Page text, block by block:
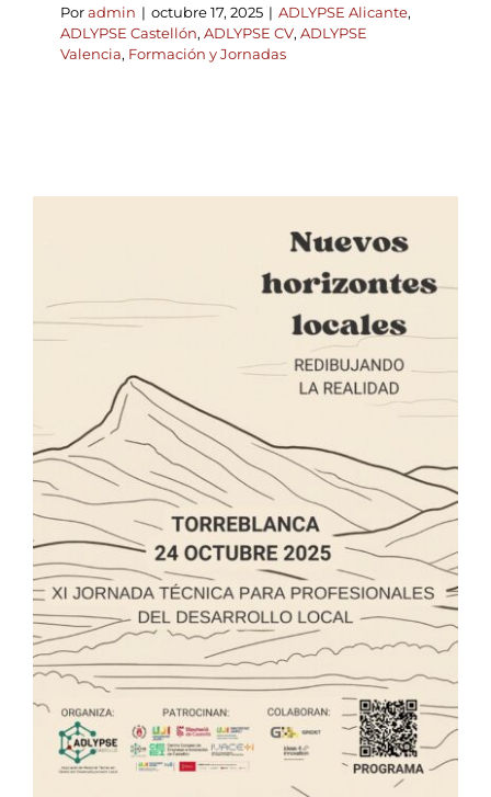
Poradmin | octubre 17, 2025 | ADLYPSE Alicante,
ADLYPSE Castellón, ADLYPSE CV, ADLYPSE
Valencia, Formación y Jornadas
Redibujar la realidad
local: una llamada
colectiva desde
Torreblanca / Redibuixar
la realitat local: una crida
col·lectiva des de
Torreblanca
ADLYPSE Alicante ADLYPSE Castellón
ADLYPSE
ADLYPSE Valencia